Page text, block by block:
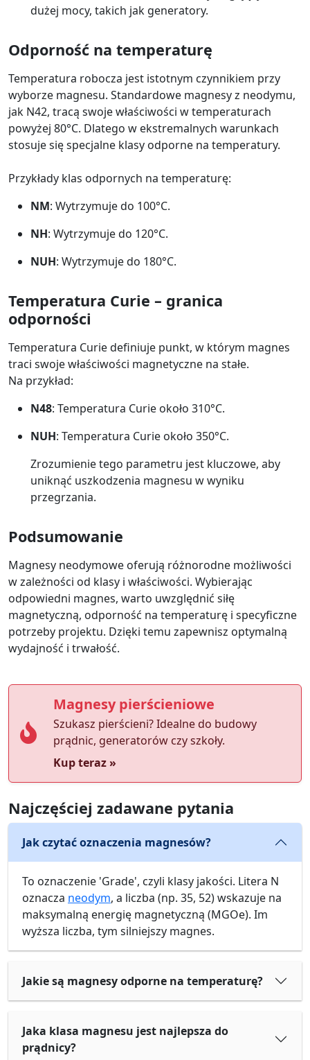
dużej mocy, takich jak generatory.
Odporność na temperaturę
Temperatura robocza jest istotnym czynnikiem przy
wyborze magnesu. Standardowe magnesy z neodymu,
jak N42, tracą swoje właściwości w temperaturach
powyżej 80°C. Dlatego w ekstremalnych warunkach
stosuje się specjalne klasy odporne na temperatury.
Przykłady klas odpornych na temperaturę:
NM: Wytrzymuje do 100°C.
NH: Wytrzymuje do 120°C.
NUH: Wytrzymuje do 180°C.
Temperatura Curie – granica
odporności
Temperatura Curie definiuje punkt, w którym magnes
traci swoje właściwości magnetyczne na stałe.
Na przykład:
N48: Temperatura Curie około 310°C.
NUH: Temperatura Curie około 350°C.
Zrozumienie tego parametru jest kluczowe, aby
uniknąć uszkodzenia magnesu w wyniku
przegrzania.
Podsumowanie
Magnesy neodymowe oferują różnorodne możliwości
w zależności od klasy i właściwości. Wybierając
odpowiedni magnes, warto uwzględnić siłę
magnetyczną, odporność na temperaturę i specyficzne
potrzeby projektu. Dzięki temu zapewnisz optymalną
wydajność i trwałość.
Magnesy pierścieniowe
Szukasz pierścieni? Idealne do budowy
prądnic, generatorów czy szkoły.
Kup teraz »
Najczęściej zadawane pytania
Jak czytać oznaczenia magnesów?
To oznaczenie 'Grade', czyli klasy jakości. Litera N
oznacza neodym, a liczba (np. 35, 52) wskazuje na
maksymalną energię magnetyczną (MGOe). Im
wyższa liczba, tym silniejszy magnes.
Jakie są magnesy odporne na temperaturę?
Jaka klasa magnesu jest najlepsza do
prądnicy?